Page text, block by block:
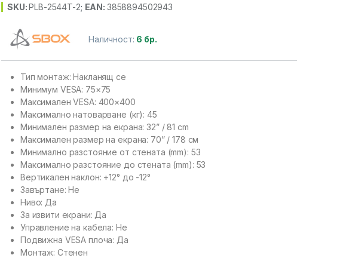
SKU:PLB-2544T-2; EAN: 3858894502943
Наличност: 6 бр.
Тип монтаж: Накланящ се
Минимум VESA: 75×75
Максимален VESA: 400×400
Максимално натоварване (кг): 45
Минимален размер на екрана: 32” / 81 cm
Максимален размер на екрана: 70” / 178 см
Минимално разстояние от стената (mm): 53
Максимално разстояние до стената (mm): 53
Вертикален наклон: +12° до -12°
Завъртане: Не
Ниво: Да
За извити екрани: Да
Управление на кабела: Не
Подвижна VESA плоча: Да
Монтаж: Стенен